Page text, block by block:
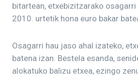
bitartean, etxebizitzarako osagarri
2010. urtetik hona euro bakar
Osagarri hau jaso ahal izateko,
batena izan. Bestela esanda,
alokatuko balizu etxea, ezingo